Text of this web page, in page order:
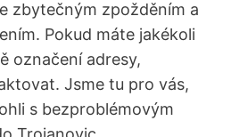
zbytečným zpožděním a
Pokud máte jakékoli
označení adresy,
Jsme tu pro vás,
s bezproblémovým